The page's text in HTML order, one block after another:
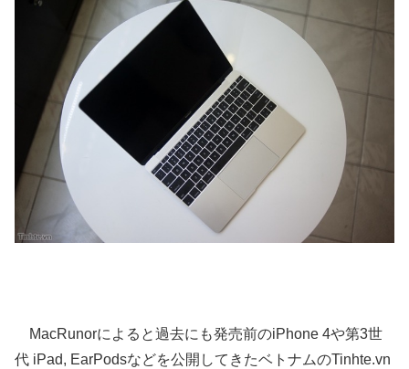
MacRunorによると過去にも発売前のiPhone 4や第3世
代 iPad, EarPodsなどを公開してきたベトナムのTinhte.vn